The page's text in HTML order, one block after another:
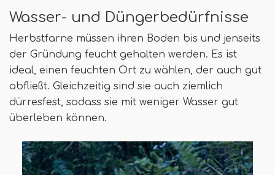
Wasser- und Düngerbedürfnisse
Herbstfarne müssen ihren Boden bis und jenseits
der Gründung feucht gehalten werden. Es ist
ideal, einen feuchten Ort zu wählen, der auch gut
abfließt. Gleichzeitig sind sie auch ziemlich
dürresfest, sodass sie mit weniger Wasser gut
überleben können.